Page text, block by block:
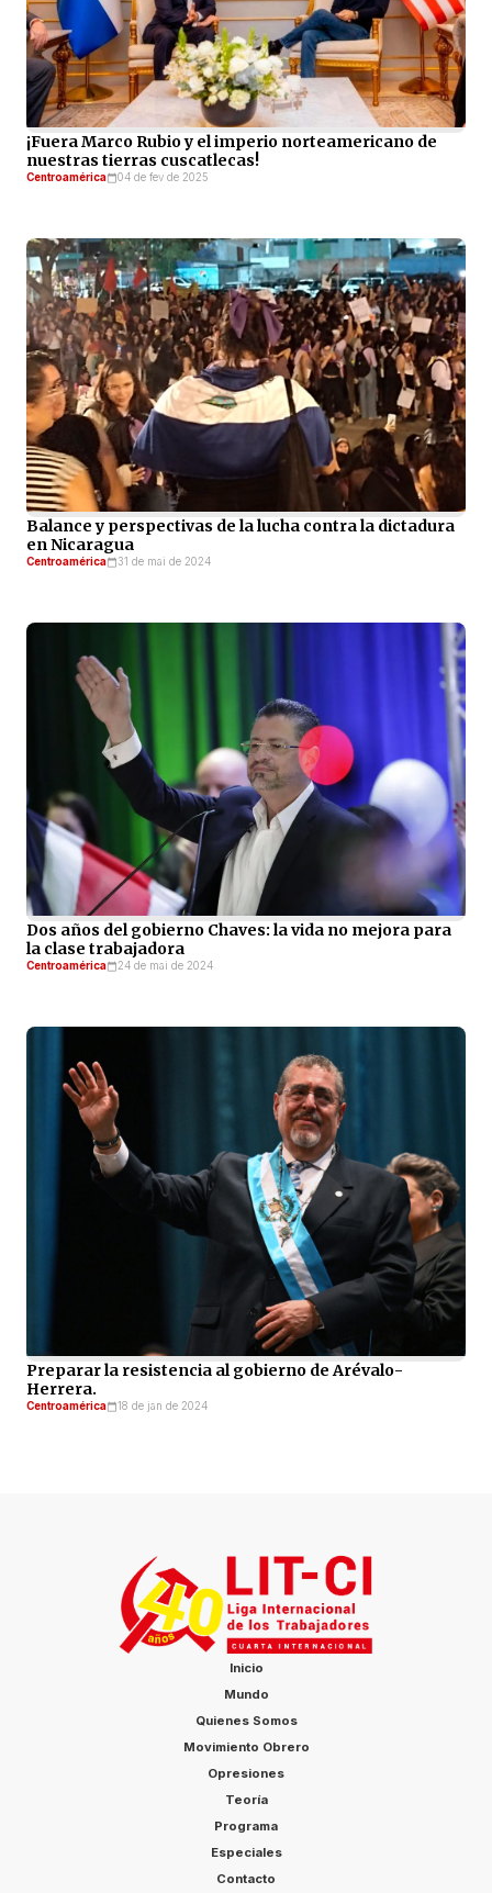
¡Fuera Marco Rubio y el imperio norteamericano de
nuestras tierras cuscatlecas!
Centroamérica 04 de fev de 2025
Balance y perspectivas de la lucha contra la dictadura
en Nicaragua
Centroamérica 31 de mai de 2024
Dos años del gobierno Chaves: la vida no mejora para
la clase trabajadora
Centroamérica 24 de mai de 2024
Preparar la resistencia al gobierno de Arévalo-
Herrera.
Centroamérica 18 de jan de 2024
Inicio
Mundo
Quienes Somos
Movimiento Obrero
Opresiones
Teoría
Programa
Especiales
Contacto